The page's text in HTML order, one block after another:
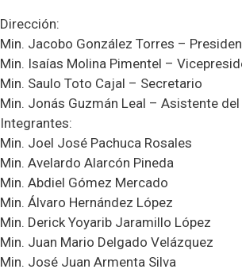
Dirección:
Min. Jacobo González Torres –
Min. Isaías Molina Pimentel –
Min. Saulo Toto Cajal – Secretario
Min. Jonás Guzmán Leal – Asistente
Integrantes:
Min. Joel José Pachuca Rosales
Min. Avelardo Alarcón Pineda
Min. Abdiel Gómez Mercado
Min. Álvaro Hernández López
Min. Derick Yoyarib Jaramillo López
Min. Juan Mario Delgado Velázquez
Min. José Juan Armenta Silva